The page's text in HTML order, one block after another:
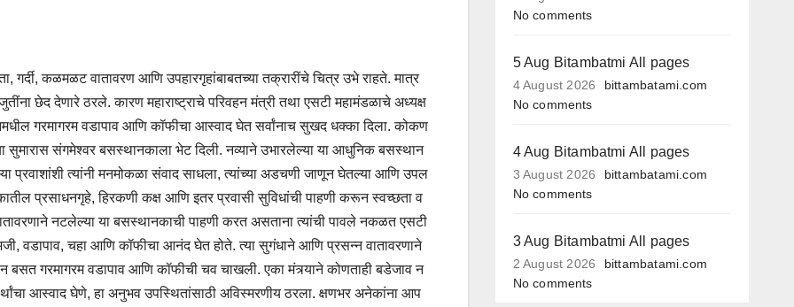
कळमळट वातावरण आणि उपहारगृहांबाबतच्या तक्रारींचे चित्र उभे राहते. मात्र
छेद देणारे ठरले. कारण महाराष्ट्राचे परिवहन मंत्री तथा एसटी महामंडळाचे अध्यक्ष
गरमागरम वडापाव आणि कॉफीचा आस्वाद घेत सर्वांनाच सुखद धक्का दिला. कोकण
सुमारास संगमेश्वर बसस्थानकाला भेट दिली. नव्याने उभारलेल्या या आधुनिक बसस्थान
प्रवाशांशी त्यांनी मनमोकळा संवाद साधला, त्यांच्या अडचणी जाणून घेतल्या आणि उपल
प्रसाधनगृहे, हिरकणी कक्ष आणि इतर प्रवासी सुविधांची पाहणी करून स्वच्छता व
नटलेल्या या बसस्थानकाची पाहणी करत असताना त्यांची पावले नकळत एसटी
वडापाव, चहा आणि कॉफीचा आनंद घेत होते. त्या सुगंधाने आणि प्रसन्न वातावरणाने
बसत गरमागरम वडापाव आणि कॉफीची चव चाखली. एका मंत्र्याने कोणताही बडेजाव न
आस्वाद घेणे, हा अनुभव उपस्थितांसाठी अविस्मरणीय ठरला. क्षणभर अनेकांना आप
No comments
5 Aug Bitambatmi All pages
4 August 2026
bittambatami.com
No comments
4 Aug Bitambatmi All pages
3 August 2026
bittambatami.com
No comments
3 Aug Bitambatmi All pages
2 August 2026
bittambatami.com
No comments